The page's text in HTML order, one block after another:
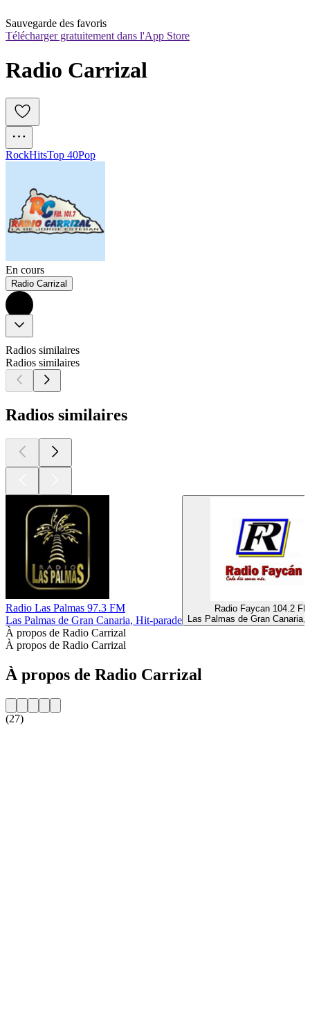
Sauvegarde des favoris
Télécharger gratuitement dans l'App Store
Radio Carrizal
RockHitsTop 40Pop
En cours
Radio Carrizal
Radios similaires
Radios similaires
Radios similaires
Radio Las Palmas 97.3 FM
Las Palmas de Gran Canaria, Hit-parade
Radio Faycan 104.2 FM
Las Palmas de Gran Canaria,
À propos de Radio Carrizal
À propos de Radio Carrizal
À propos de Radio Carrizal
(27)